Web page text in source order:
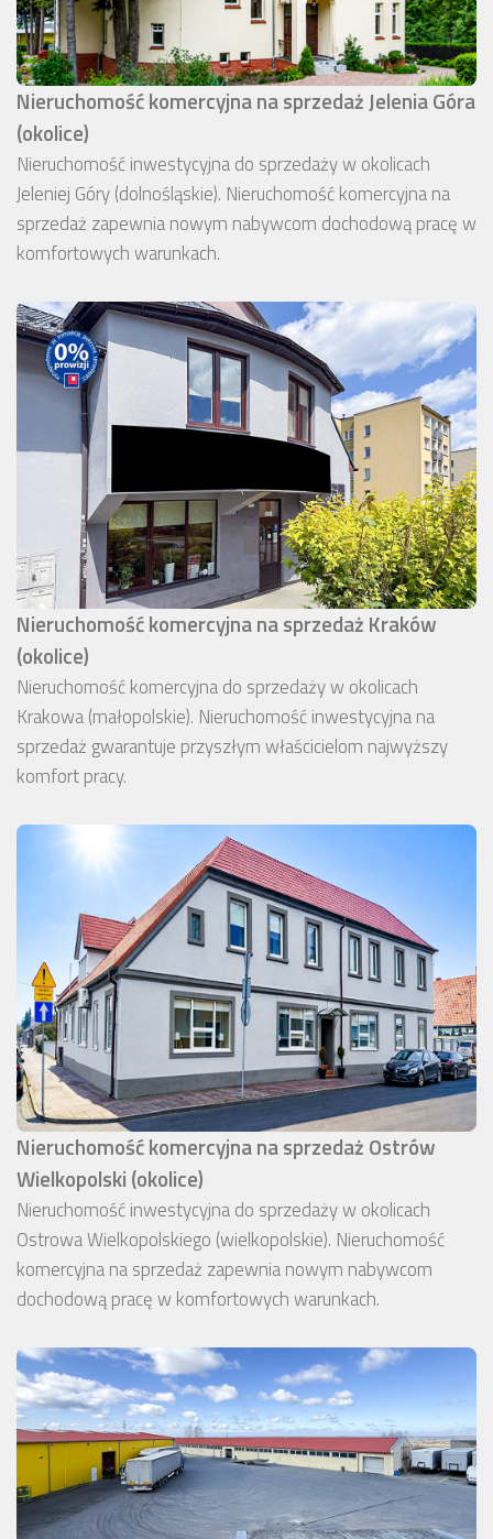
Nieruchomość komercyjna na sprzedaż Jelenia Góra
(okolice)
Nieruchomość inwestycyjna do sprzedaży w okolicach
Jeleniej Góry (dolnośląskie). Nieruchomość komercyjna na
sprzedaż zapewnia nowym nabywcom dochodową pracę w
komfortowych warunkach.
Nieruchomość komercyjna na sprzedaż Kraków
(okolice)
Nieruchomość komercyjna do sprzedaży w okolicach
Krakowa (małopolskie). Nieruchomość inwestycyjna na
sprzedaż gwarantuje przyszłym właścicielom najwyższy
komfort pracy.
Nieruchomość komercyjna na sprzedaż Ostrów
Wielkopolski (okolice)
Nieruchomość inwestycyjna do sprzedaży w okolicach
Ostrowa Wielkopolskiego (wielkopolskie). Nieruchomość
komercyjna na sprzedaż zapewnia nowym nabywcom
dochodową pracę w komfortowych warunkach.